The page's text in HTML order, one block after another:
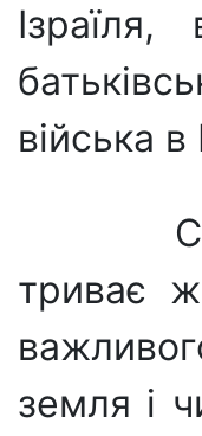
війська в
триває
земля і